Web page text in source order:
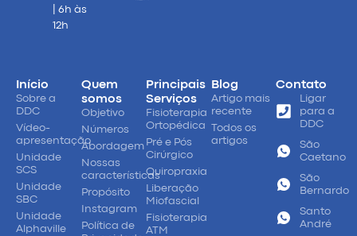
| 6h às
12h
Início
Sobre a
DDC
Vídeo-
apresentação
Unidade
SCS
Unidade
SBC
Unidade
Alphaville
Quem
somos
Objetivo
Números
Abordagem
Nossas
características
Propósito
Instagram
Política de
Principais
Serviços
Fisioterapia
Ortopédica
Pré e Pós
Cirúrgico
Quiropraxia
Liberação
Miofascial
Fisioterapia
ATM
Blog
Artigo mais
recente
Todos os
artigos
Contato
Ligar
para a
DDC
São
Caetano
São
Bernardo
Santo
André